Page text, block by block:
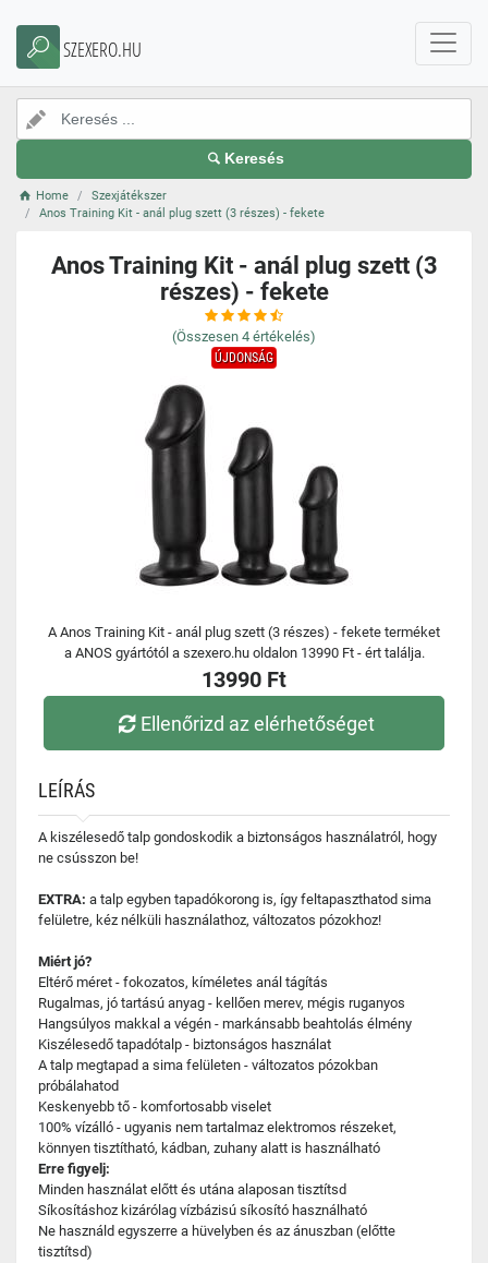
SZEXERO.HU
Keresés
Home
Szexjátékszer
Anos Training Kit - anál plug szett (3 részes) - fekete
Anos Training Kit - anál plug szett (3
részes) - fekete
(Összesen 4 értékelés)
ÚJDONSÁG
A Anos Training Kit - anál plug szett (3 részes) - fekete terméket
a ANOS gyártótól a szexero.hu oldalon 13990 Ft - ért találja.
13990 Ft
Ellenőrizd az elérhetőséget
LEÍRÁS
A kiszélesedő talp gondoskodik a biztonságos használatról, hogy
ne csússzon be!
EXTRA: a talp egyben tapadókorong is, így feltapaszthatod sima
felületre, kéz nélküli használathoz, változatos pózokhoz!
Miért jó?
Eltérő méret - fokozatos, kíméletes anál tágítás
Rugalmas, jó tartású anyag - kellően merev, mégis ruganyos
Hangsúlyos makkal a végén - markánsabb beahtolás élmény
Kiszélesedő tapadótalp - biztonságos használat
A talp megtapad a sima felületen - változatos pózokban
próbálahatod
Keskenyebb tő - komfortosabb viselet
100% vízálló - ugyanis nem tartalmaz elektromos részeket,
könnyen tisztítható, kádban, zuhany alatt is használható
Erre figyelj:
Minden használat előtt és utána alaposan tisztítsd
Síkosításhoz kizárólag vízbázisú síkosító használható
Ne használd egyszerre a hüvelyben és az ánuszban (előtte
tisztítsd)